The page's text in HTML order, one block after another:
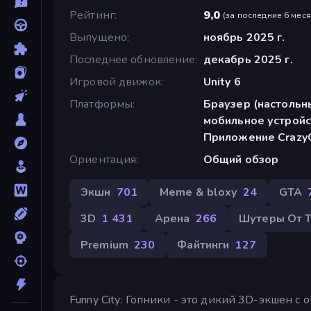
Рейтинг
9,0 (за последние 6
Выпущено
ноябрь 2025 г.
Последнее обновление
декабрь 2025 г.
Игровой движок
Unity 6
Платформы
Браузер
мобильное
Приложение
Ориентация
Общий обзор
Экшн 701 Meme & bloxy 24 GTA
3D 1 431 Арена 266
Шутеры От
Premium 230 Файтинги 127
Funny City: Гопники - это дикий 3D-экшен